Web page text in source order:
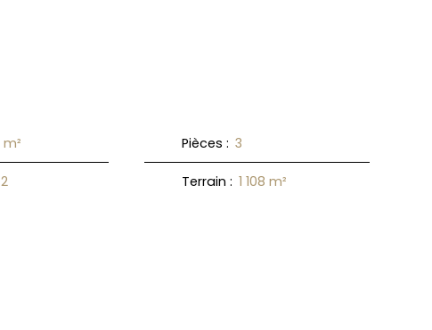
m² Pièces : 3
2 Terrain : 1 108 m²